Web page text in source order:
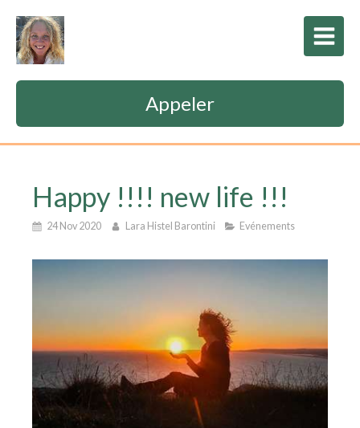
Appeler
Happy !!!! new life !!!
24 Nov 2020 Lara Histel Barontini Evénements